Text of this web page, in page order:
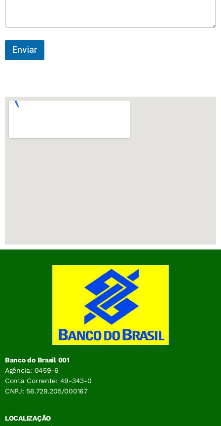
Enviar
Banco do Brasil 001
Agência: 0459-6
Conta Corrente: 49-343-0
CNPJ: 56.729.205/000167
LOCALIZAÇÃO